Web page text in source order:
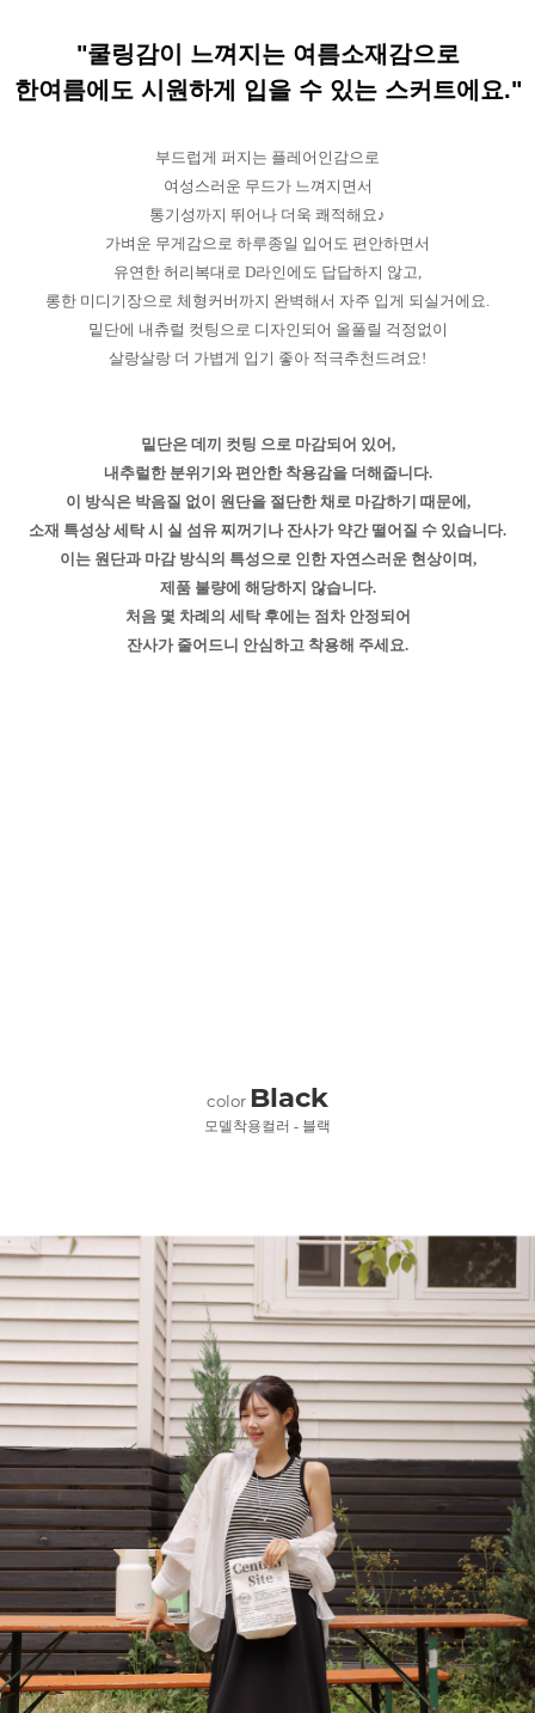
"쿨링감이 느껴지는 여름소재감으로
한여름에도 시원하게 입을 수 있는 스커트에요."
부드럽게 퍼지는 플레어인감으로
여성스러운 무드가 느껴지면서
통기성까지 뛰어나 더욱 쾌적해요♪
가벼운 무게감으로 하루종일 입어도 편안하면서
유연한 허리복대로 D라인에도 답답하지 않고,
롱한 미디기장으로 체형커버까지 완벽해서 자주 입게 되실거에요.
밑단에 내츄럴 컷팅으로 디자인되어 올풀릴 걱정없이
살랑살랑 더 가볍게 입기 좋아 적극추천드려요!
밑단은 데끼 컷팅 으로 마감되어 있어,
내추럴한 분위기와 편안한 착용감을 더해줍니다.
이 방식은 박음질 없이 원단을 절단한 채로 마감하기 때문에,
소재 특성상 세탁 시 실 섬유 찌꺼기나 잔사가 약간 떨어질 수 있습니다.
이는 원단과 마감 방식의 특성으로 인한 자연스러운 현상이며,
제품 불량에 해당하지 않습니다.
처음 몇 차례의 세탁 후에는 점차 안정되어
잔사가 줄어드니 안심하고 착용해 주세요.
color Black
모델착용컬러 - 블랙